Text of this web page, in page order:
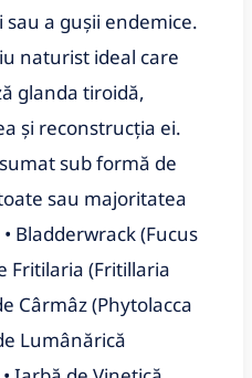
a gușii endemice.
naturist ideal care
glanda tiroidă,
și reconstrucția ei.
sub formă de
sau majoritatea
Bladderwrack (Fucus
Fritilaria (Fritillaria
Cârmâz (Phytolacca
Lumânărică